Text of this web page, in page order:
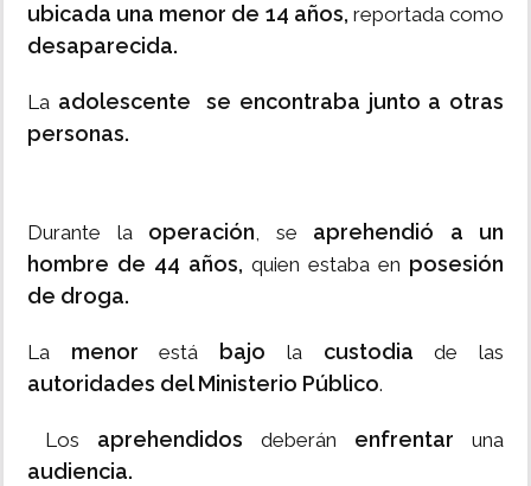
ubicada una menor de 14 años, reportada como
desaparecida.
La adolescente se encontraba junto a otras
personas.
Durante la operación, se aprehendió a un
hombre de 44 años, quien estaba en posesión
de droga.
La menor está bajo la custodiade las
autoridades del Ministerio Público.
Los aprehendidos deberán enfrentar una
audiencia.